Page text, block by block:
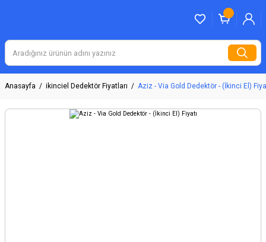
Anasayfa ikinciel Dedektör Fiyatları Aziz - Via Gold Dedektör - (İkinci El)